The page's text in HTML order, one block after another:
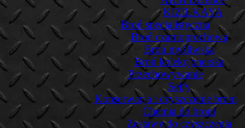
KIZILKAYA
Broń specjalistyczna
Broń czarnoprochowa
Broń myśliwska
Broń kolekcjonerska
Przechowywanie
Sejfy
Konserwacja i czyszczenie broni
Chemia do broni
Zestawy do czyszczenia